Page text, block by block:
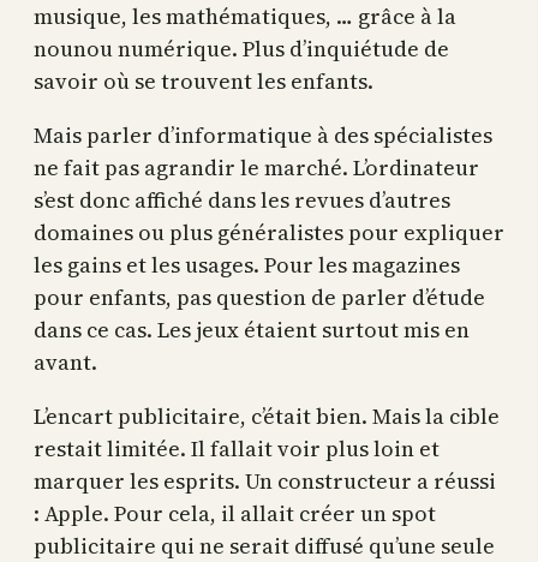
musique, les mathématiques, … grâce à la
nounou numérique. Plus d’inquiétude de
savoir où se trouvent les enfants.
Mais parler d’informatique à des spécialistes
ne fait pas agrandir le marché. L’ordinateur
s’est donc affiché dans les revues d’autres
domaines ou plus généralistes pour expliquer
les gains et les usages. Pour les magazines
pour enfants, pas question de parler d’étude
dans ce cas. Les jeux étaient surtout mis en
avant.
L’encart publicitaire, c’était bien. Mais la cible
restait limitée. Il fallait voir plus loin et
marquer les esprits. Un constructeur a réussi
: Apple. Pour cela, il allait créer un spot
publicitaire qui ne serait diffusé qu’une seule